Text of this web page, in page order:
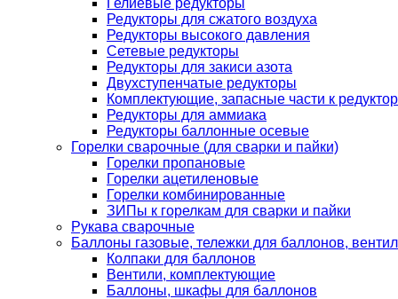
Гелиевые редукторы
Редукторы для сжатого воздуха
Редукторы высокого давления
Сетевые редукторы
Редукторы для закиси азота
Двухступенчатые редукторы
Комплектующие, запасные части к
Редукторы для аммиака
Редукторы баллонные осевые
Горелки сварочные (для сварки и пайки)
Горелки пропановые
Горелки ацетиленовые
Горелки комбинированные
ЗИПы к горелкам для сварки и пайки
Рукава сварочные
Баллоны газовые, тележки для баллонов,
Колпаки для баллонов
Вентили, комплектующие
Баллоны, шкафы для баллонов